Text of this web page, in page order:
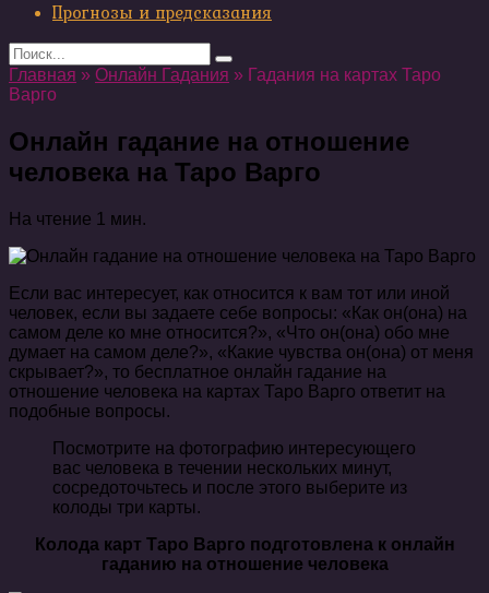
Прогнозы и предсказания
Search
for:
Главная » Онлайн Гадания » Гадания на картах Таро
Варго
Онлайн гадание на отношение
человека на Таро Варго
На чтение 1 мин.
Если вас интересует, как относится к вам тот или иной
человек, если вы задаете себе вопросы: «Как он(она) на
самом деле ко мне относится?», «Что он(она) обо мне
думает на самом деле?», «Какие чувства он(она) от меня
скрывает?», то бесплатное онлайн гадание на
отношение человека на картах Таро Варго ответит на
подобные вопросы.
Посмотрите на фотографию интересующего
вас человека в течении нескольких минут,
сосредоточьтесь и после этого выберите из
колоды три карты.
Колода карт Таро Варго подготовлена к онлайн
гаданию на отношение человека